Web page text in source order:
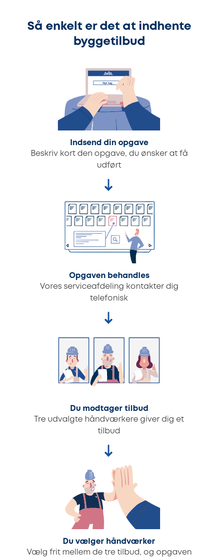
Så enkelt er det at indhente
byggetilbud
Indsend din opgave
Beskriv kort den opgave, du ønsker at få
udført
Opgaven behandles
Vores serviceafdeling kontakter dig
telefonisk
Du modtager tilbud
Tre udvalgte håndværkere giver dig et
tilbud
Du vælger håndværker
Vælg frit mellem de tre tilbud, og opgaven